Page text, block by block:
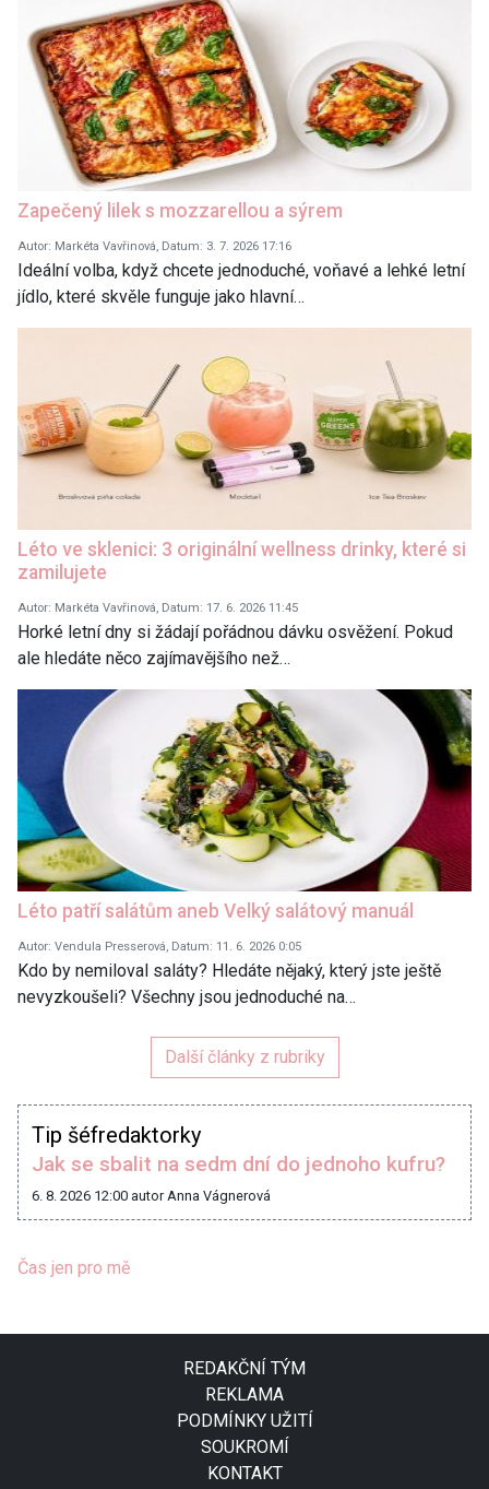
Zapečený lilek s mozzarellou a sýrem
Autor: Markéta Vavřinová, Datum: 3. 7. 2026 17:16
Ideální volba, když chcete jednoduché, voňavé a lehké letní
jídlo, které skvěle funguje jako hlavní…
Léto ve sklenici: 3 originální wellness drinky, které si
zamilujete
Autor: Markéta Vavřinová, Datum: 17. 6. 2026 11:45
Horké letní dny si žádají pořádnou dávku osvěžení. Pokud
ale hledáte něco zajímavějšího než…
Léto patří salátům aneb Velký salátový manuál
Autor: Vendula Presserová, Datum: 11. 6. 2026 0:05
Kdo by nemiloval saláty? Hledáte nějaký, který jste ještě
nevyzkoušeli? Všechny jsou jednoduché na…
Další články z rubriky
Tip šéfredaktorky
Jak se sbalit na sedm dní do jednoho kufru?
6. 8. 2026 12:00 autor Anna Vágnerová
Čas jen pro mě
REDAKČNÍ TÝM
REKLAMA
PODMÍNKY UŽITÍ
SOUKROMÍ
KONTAKT